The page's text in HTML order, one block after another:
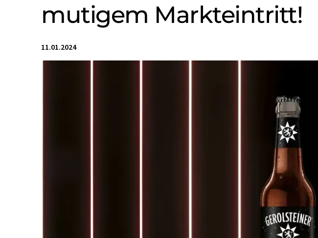
mutigem Markteintritt!
11.01.2024